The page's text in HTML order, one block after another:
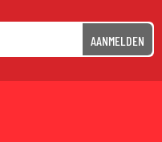
AANMELDEN